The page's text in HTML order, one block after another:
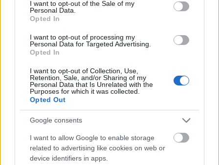
I want to opt-out of the Sale of my
Personal Data.
Opted In
I want to opt-out of processing my
Personal Data for Targeted Advertising.
Opted In
I want to opt-out of Collection, Use,
Retention, Sale, and/or Sharing of my
Personal Data that Is Unrelated with the
Purposes for which it was collected.
Opted Out
Google consents
I want to allow Google to enable storage
related to advertising like cookies on web or
device identifiers in apps.
Ποσείδι Χαλκιδικής (πηγή: Shutterstock)
Στην ίδια κατηγορία με τηΧαλκιδική
φιγουράρουν η
Τζαμάικα, η Ντομίνικα, η Ινδονησία, η Μάλτα και η
πλαισιώνεται και με γαστρονομικούς προορισμούς με
τις πρώτες θέσεις να καταλαμβάνονται από την
Ούμπρια (Ιταλία), την Κουάλα Λουμπούρ (Μαλαισία), τη
Φουκουόκα (Ιαπωνία), τη Λίμα (Περού), τη Νότιο Αφρική
Πάντως τοLonely Planetθυμίζει στους αναγνώστες